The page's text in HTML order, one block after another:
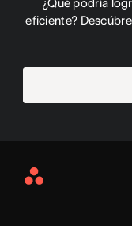
eficiente?
Asana